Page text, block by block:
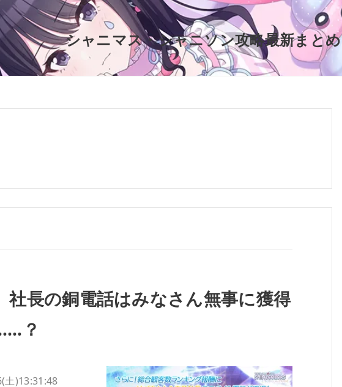
シャニマス・シャニソン攻略最新まとめ
社長の銅電話はみなさん無事に獲得
？
土)13:31:48